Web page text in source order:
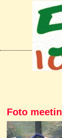
Foto